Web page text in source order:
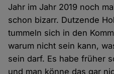
Jahr im Jahr 2019 noch
schon bizarr. Dutzende
tummeln sich in den
warum nicht sein kann,
sein darf. Es habe früher
und man könne das gar